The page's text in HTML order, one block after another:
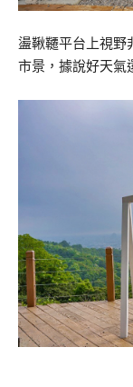
盪鞦韆平台上視野
市景，據說好天氣